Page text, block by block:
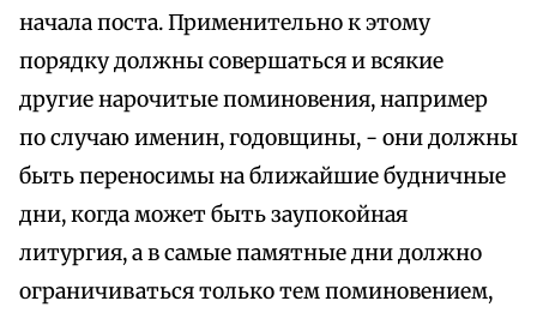
начала поста. Применительно к этому
порядку должны совершаться и всякие
другие нарочитые поминовения, например
по случаю именин, годовщины, - они должны
быть переносимы на ближайшие будничные
дни, когда может быть заупокойная
литургия, а в самые памятные дни должно
ограничиваться только тем поминовением,